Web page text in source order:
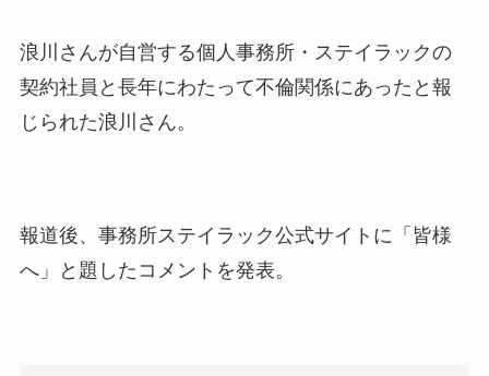
浪川さんが自営する個人事務所・ステイラックの
契約社員と長年にわたって不倫関係にあったと報
じられた浪川さん。
報道後、事務所ステイラック公式サイトに「皆様
へ」と題したコメントを発表。